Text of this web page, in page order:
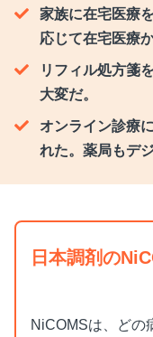
家族に在宅医療
応じて在宅医療
リフィル処方箋
大変だ。
オンライン診療
れた。薬局もデ
日本調剤の
NiCOMSは、どの